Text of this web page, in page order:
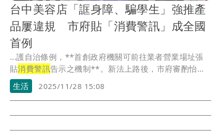
台中美容店「誆身障、騙學生」強推產
品屢違規 市府貼「消費警訊」成全國
首例
...護自治條例，**首創政府機關可前往業者營業場址張
貼消費警訊告示之機制**。新法上路後，市府審酌怡豫
公...
生活 2025/11/28 15:08